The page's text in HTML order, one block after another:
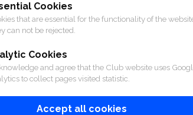
Cookies
that are essential for the functionality of the
can not be rejected.
Cookies
and agree that the Club website uses
to collect pages visited statistic.
Accept all cookies